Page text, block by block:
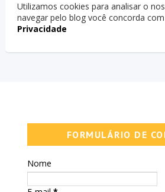
Utilizamos cookies para analisar o
navegar pelo blog você concorda
Privacidade
FORMULÁRIO DE
Nome